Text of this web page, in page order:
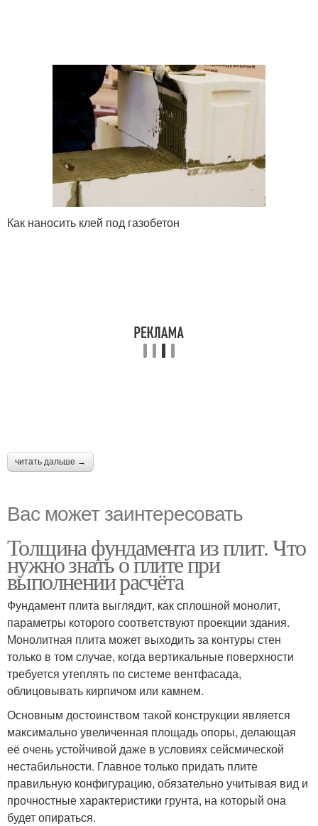
Как наносить клей под газобетон
читать дальше →
Вас может заинтересовать
Толщина фундамента из плит. Что
нужно знать о плите при
выполнении расчёта
Фундамент плита выглядит, как сплошной монолит,
параметры которого соответствуют проекции здания.
Монолитная плита может выходить за контуры стен
только в том случае, когда вертикальные поверхности
требуется утеплять по системе вентфасада,
облицовывать кирпичом или камнем.
Основным достоинством такой конструкции является
максимально увеличенная площадь опоры, делающая
её очень устойчивой даже в условиях сейсмической
нестабильности. Главное только придать плите
правильную конфигурацию, обязательно учитывая вид и
прочностные характеристики грунта, на который она
будет опираться.